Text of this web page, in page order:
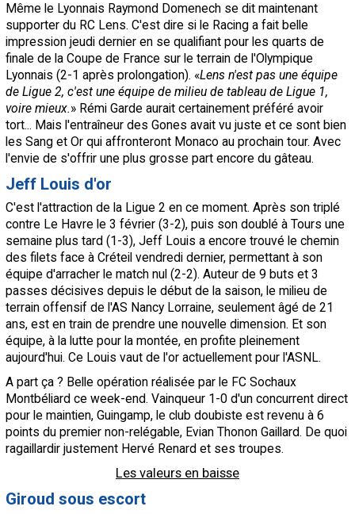
Même le Lyonnais Raymond Domenech se dit maintenant
supporter du RC Lens. C'est dire si le Racing a fait belle
impression jeudi dernier en se qualifiant pour les quarts de
finale de la Coupe de France sur le terrain de l'Olympique
Lyonnais (2-1 après prolongation). «Lens n'est pas une équipe
de Ligue 2, c'est une équipe de milieu de tableau de Ligue 1,
voire mieux.» Rémi Garde aurait certainement préféré avoir
tort... Mais l'entraîneur des Gones avait vu juste et ce sont bien
les Sang et Or qui affronteront Monaco au prochain tour. Avec
l'envie de s'offrir une plus grosse part encore du gâteau.
Jeff Louis d'or
C'est l'attraction de la Ligue 2 en ce moment. Après son triplé
contre Le Havre le 3 février (3-2), puis son doublé à Tours une
semaine plus tard (1-3), Jeff Louis a encore trouvé le chemin
des filets face à Créteil vendredi dernier, permettant à son
équipe d'arracher le match nul (2-2). Auteur de 9 buts et 3
passes décisives depuis le début de la saison, le milieu de
terrain offensif de l'AS Nancy Lorraine, seulement âgé de 21
ans, est en train de prendre une nouvelle dimension. Et son
équipe, à la lutte pour la montée, en profite pleinement
aujourd'hui. Ce Louis vaut de l'or actuellement pour l'ASNL.
A part ça ? Belle opération réalisée par le FC Sochaux
Montbéliard ce week-end. Vainqueur 1-0 d'un concurrent direct
pour le maintien, Guingamp, le club doubiste est revenu à 6
points du premier non-relégable, Evian Thonon Gaillard. De quoi
ragaillardir justement Hervé Renard et ses troupes.
Les valeurs en baisse
Giroud sous escort